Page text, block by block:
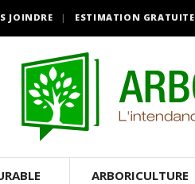
JOINDRE ESTIMATION GRATUITE
ARBORICULTURE